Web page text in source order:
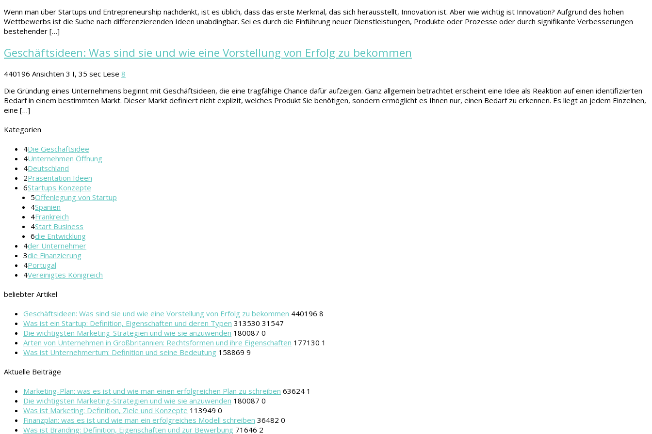
Wenn man über Startups und Entrepreneurship nachdenkt, ist es üblich, dass das erste Merkmal, das sich herausstellt, Innovation ist. Aber wie wichtig ist Innovation? Aufgrund des hohen
Wettbewerbs ist die Suche nach differenzierenden Ideen unabdingbar. Sei es durch die Einführung neuer Dienstleistungen, Produkte oder Prozesse oder durch signifikante Verbesserungen
bestehender […]
Geschäftsideen: Was sind sie und wie eine Vorstellung von Erfolg zu bekommen
440196 Ansichten 3 I, 35 sec Lese 8
Die Gründung eines Unternehmens beginnt mit Geschäftsideen, die eine tragfähige Chance dafür aufzeigen. Ganz allgemein betrachtet erscheint eine Idee als Reaktion auf einen identifizierten
Bedarf in einem bestimmten Markt. Dieser Markt definiert nicht explizit, welches Produkt Sie benötigen, sondern ermöglicht es Ihnen nur, einen Bedarf zu erkennen. Es liegt an jedem Einzelnen,
eine […]
Kategorien
4Die Geschäftsidee
4Unternehmen Öffnung
4Deutschland
2Präsentation Ideen
6Startups Konzepte
5Offenlegung von Startup
4Spanien
4Frankreich
4Start Business
6die Entwicklung
4der Unternehmer
3die Finanzierung
4Portugal
4Vereinigtes Königreich
beliebter Artikel
Geschäftsideen: Was sind sie und wie eine Vorstellung von Erfolg zu bekommen 440196 8
Was ist ein Startup: Definition, Eigenschaften und deren Typen 313530 31547
Die wichtigsten Marketing-Strategien und wie sie anzuwenden 180087 0
Arten von Unternehmen in Großbritannien: Rechtsformen und ihre Eigenschaften 177130 1
Was ist Unternehmertum: Definition und seine Bedeutung 158869 9
Aktuelle Beiträge
Marketing-Plan: was es ist und wie man einen erfolgreichen Plan zu schreiben 63624 1
Die wichtigsten Marketing-Strategien und wie sie anzuwenden 180087 0
Was ist Marketing: Definition, Ziele und Konzepte 113949 0
Finanzplan: was es ist und wie man ein erfolgreiches Modell schreiben 36482 0
Was ist Branding: Definition, Eigenschaften und zur Bewerbung 71646 2